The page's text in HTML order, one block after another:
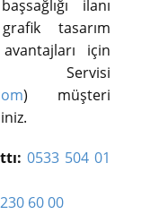
ilanı
tasarım
için
Servisi
) müşteri
0533 504 01
60 00